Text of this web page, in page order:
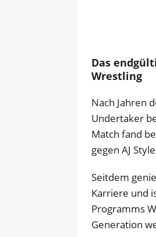
Das
Wrestling
Nach Jahren
Undertaker
Match fand
gegen AJ
Seitdem
Karriere und
Programms
Generation